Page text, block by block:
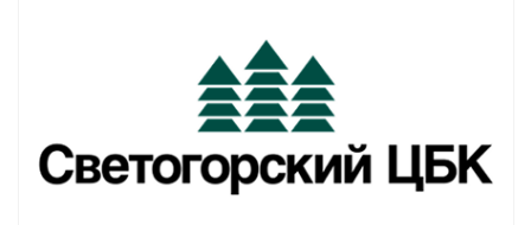
Смотреть проект